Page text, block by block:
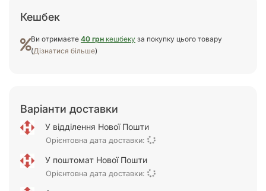
Кешбек
Ви отримаєте 40 грн кешбеку за покупку цього товару
(Дізнатися більше)
Варіанти доставки
У відділення Нової Пошти
Орієнтовна дата доставки:
У поштомат Нової Пошти
Орієнтовна дата доставки: